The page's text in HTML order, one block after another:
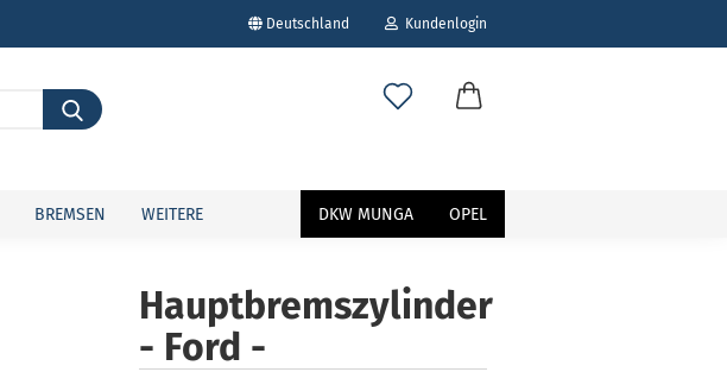
Deutschland Kundenlogin
Konto erstellen
BREMSEN DKW MUNGA OPEL
WEITERE
Hauptbremszylinder
- Ford -